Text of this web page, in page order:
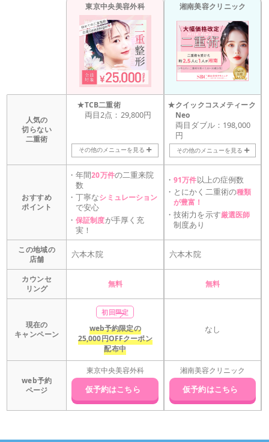
東京中央美容外科 湘南美容クリニック
人気の
切らない
二重術
★TCB二重術
両目2点：29,800円
その他のメニューを見る
★クイックコスメティーク
Neo
両目ダブル：198,000
円
その他のメニューを見る
おすすめ
ポイント
・ 年間20万件の二重来院
数
・ 丁寧なシミュレーション
で安心
・ 保証制度が手厚く充
実！
・ 91万件以上の症例数
・ とにかく二重術の種類
が豊富！
・ 技術力を示す厳選医師
制度あり
この地域の
店舗
六本木院 六本木院
カウンセ
リング
無料 無料
現在の
キャンペーン
初回限定
web予約限定の
25,000円OFFクーポン
配布中
なし
web予約
ページ
東京中央美容外科
仮予約はこちら
湘南美容クリニック
仮予約はこちら